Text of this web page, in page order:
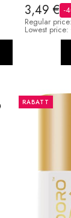
3,49 € -
Regular
Lowest price:
RABATT